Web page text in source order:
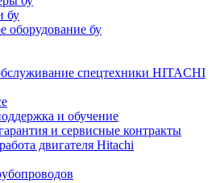
бу
оборудование бу
спецтехники HITACHI
и обучение
и сервисные контракты
двигателя Hitachi